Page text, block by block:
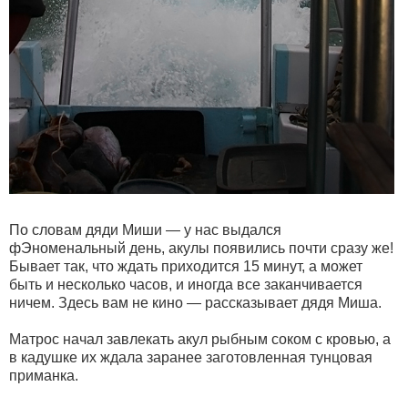
По словам дяди Миши — у нас выдался
фЭноменальный день, акулы появились почти сразу же!
Бывает так, что ждать приходится 15 минут, а может
быть и несколько часов, и иногда все заканчивается
ничем. Здесь вам не кино — рассказывает дядя Миша.
Матрос начал завлекать акул рыбным соком с кровью, а
в кадушке их ждала заранее заготовленная тунцовая
приманка.